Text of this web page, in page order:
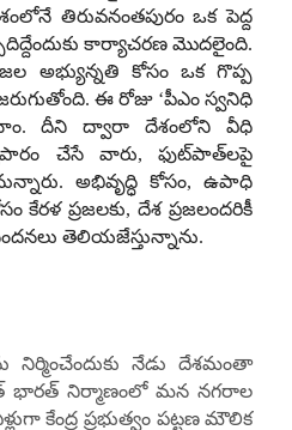
తిరువనంతపురం ఒక పెద్ద
కార్యాచరణ మొదలైంది.
అభ్యున్నతి కోసం ఒక గొప్ప
ఈ రోజు ‘పీఎం స్వనిధి
దీని ద్వారా దేశంలోని వీధి
చేసే వారు, ఫుట్‌పాత్‌లపై
అభివృద్ధి కోసం, ఉపాధి
ప్రజలకు, దేశ ప్రజలందరికీ
తెలియజేస్తున్నాను.
నిర్మించేందుకు నేడు దేశమంతా
భారత్ నిర్మాణంలో మన నగరాల
కేంద్ర ప్రభుత్వం పట్టణ మౌలిక